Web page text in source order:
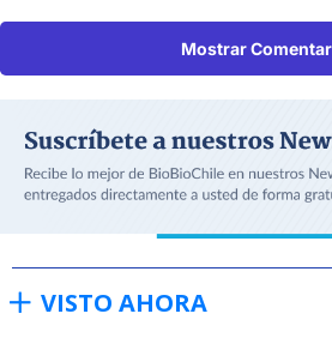
Mostrar
VISTO AHORA